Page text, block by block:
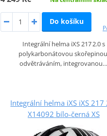
Do košíku
Integrální helma iXS 217 2.0 s
polykarbonátovou
odvětráváním, integrovanou…
Integrální helma iXS iXS 217
X14092 bílo-černá XS